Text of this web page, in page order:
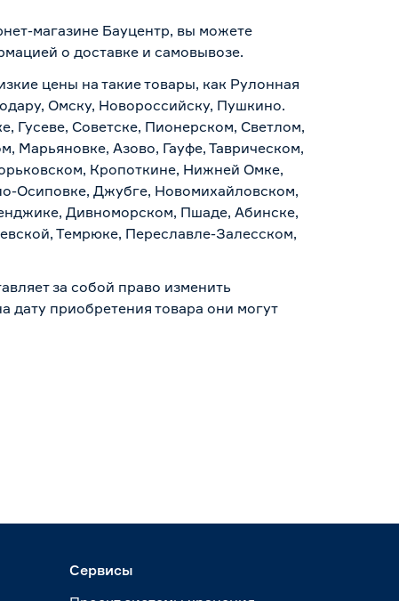
магазине Бауцентр, вы можете
о доставке и самовывозе.
цены на такие товары, как Рулонная
Омску, Новороссийску, Пушкино.
Гусеве, Советске, Пионерском, Светлом,
Марьяновке, Азово, Гауфе, Таврическом,
Кропоткине, Нижней Омке,
Осиповке, Джубге, Новомихайловском,
Дивноморском, Пшаде, Абинске,
Темрюке, Переславле-Залесском,
за собой право изменить
дату приобретения товара они могут
Сервисы